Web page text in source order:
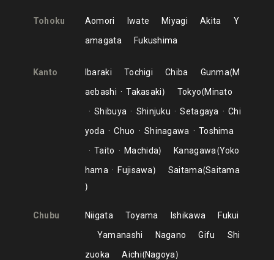
Tohoku Aomori Iwate Miyagi Akita
Y
amagata
Fukushima
Kanto Ibaraki Tochigi Chiba Gunma M
aebashi
Takasaki Tokyo Minato
Shibuya
Shinjuku Setagaya
Chi
yoda
Chuo Shinagawa
Toshima
Taito
Machida Kanagawa Yoko
hama
Fujisawa Saitama Saitama
Chubu Niigata Toyama Ishikawa
Fukui
Yamanashi
Nagano Gifu
Shi
zuoka
Aichi Nagoya